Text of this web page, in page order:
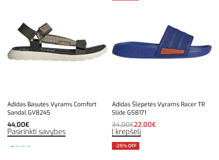
Adidas Basutės Vyrams Comfort
Sandal GV8245
44,00€
Pasirinkti savybes
Adidas Šlepetės Vyrams Racer TR
Slide G58171
34,00€22,00€
Į krepšelį
-25% OFF